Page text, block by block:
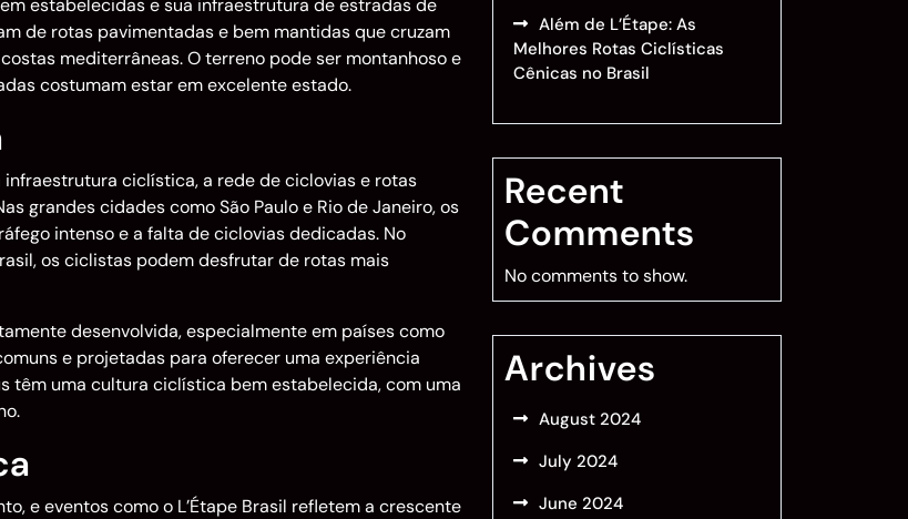
de rotas pavimentadas e bem mantidas que cruzam
mediterrâneas. O terreno pode ser montanhoso e
costumam estar em excelente estado.
ciclística, a rede de ciclovias e rotas
grandes cidades como São Paulo e Rio de Janeiro, os
intenso e a falta de ciclovias dedicadas. No
os ciclistas podem desfrutar de rotas mais
desenvolvida, especialmente em países como
e projetadas para oferecer uma experiência
têm uma cultura ciclística bem estabelecida, com uma
e eventos como o L’Étape Brasil refletem a crescente
Além de L’Étape: As
Melhores Rotas Ciclísticas
Cênicas no Brasil
Recent
Comments
No comments to show.
Archives
August 2024
July 2024
June 2024